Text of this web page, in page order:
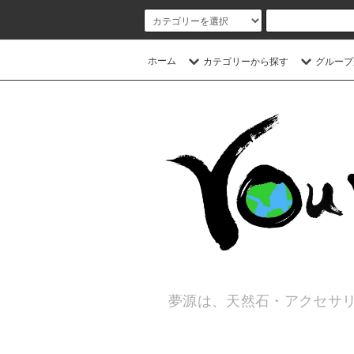
ホーム カテゴリーから探す グルー
夢源は、天然石・アクセサ